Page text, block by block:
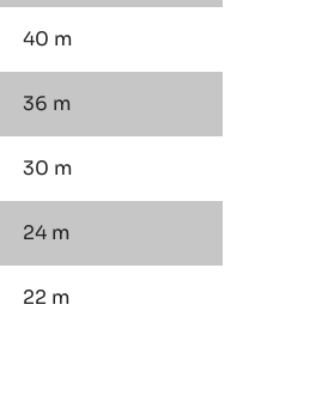
40 m
36 m
30 m
24 m
22 m